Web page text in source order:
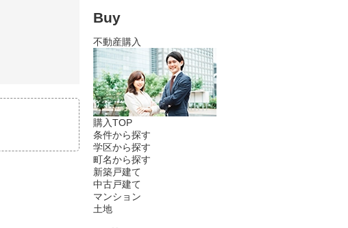
Buy
不動産購入
購入TOP
条件から探す
学区から探す
町名から探す
新築戸建て
中古戸建て
マンション
土地